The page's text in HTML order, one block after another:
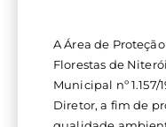
A Área de
Florestas de
Municipal nº
Diretor, a fim de